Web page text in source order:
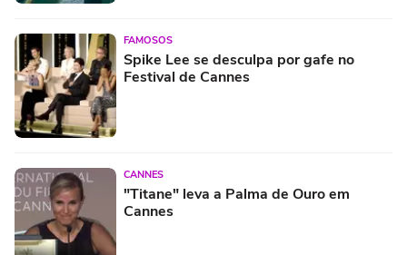
FAMOSOS
Spike Lee se desculpa por gafe no
Festival de Cannes
CANNES
"Titane" leva a Palma de Ouro em
Cannes